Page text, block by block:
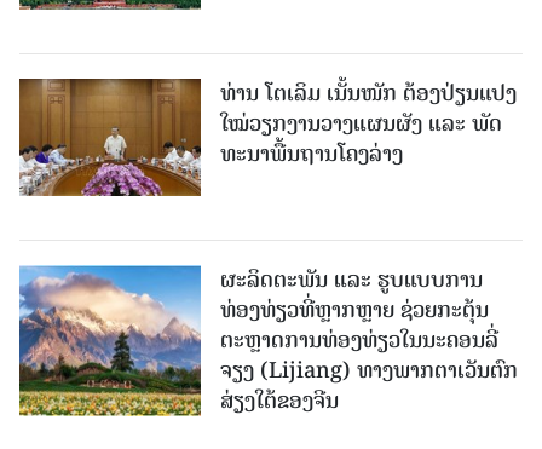
ທ່ານ ໂຕ​ເລິມ ເນັ້ນໜັກ ຕ້ອງ​ປ່ຽນ​ແປງ​
ໃໝ່​ວຽກ​ງານ​ວາງ​ແຜນ​ຜັງ ແລະ ​ພັດ​
ທະ​ນາ​ພື້ນ​ຖານ​ໂຄງ​ລ່າງ
ຜະລິດຕະພັນ ແລະ ຮູບແບບການ
ທ່ອງທ່ຽວທີ່ຫຼາກຫຼາຍ ຊ່ວຍກະຕຸ້ນ
ຕະຫຼາດການທ່ອງທ່ຽວໃນນະຄອນລີ່
ຈຽງ (Lijiang) ທາງພາກຕາເວັນຕົກ
ສ່ຽງໃຕ້ຂອງຈີນ